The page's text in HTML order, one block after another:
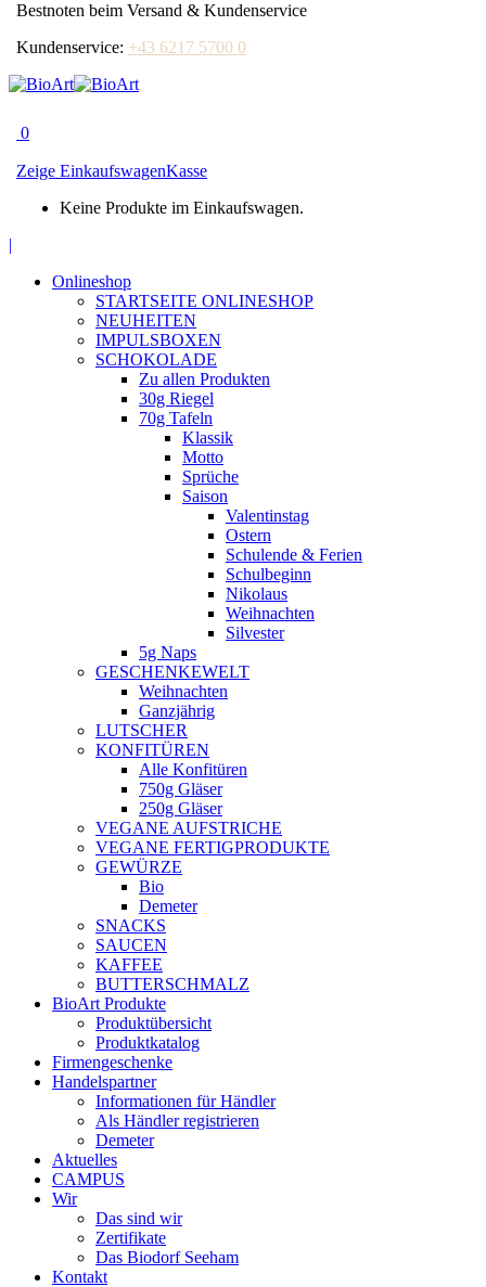
Bestnoten beim Versand & Kundenservice
Kundenservice: +43 6217 5700 0
0
Zeige EinkaufswagenKasse
Keine Produkte im Einkaufswagen.
opens
|
Onlineshop
STARTSEITE ONLINESHOP
NEUHEITEN
IMPULSBOXEN
SCHOKOLADE
Zu allen Produkten
30g Riegel
70g Tafeln
Klassik
Motto
Sprüche
Saison
Valentinstag
Ostern
Schulende & Ferien
Schulbeginn
Nikolaus
Weihnachten
Silvester
5g Naps
GESCHENKEWELT
Weihnachten
Ganzjährig
LUTSCHER
KONFITÜREN
Alle Konfitüren
750g Gläser
250g Gläser
VEGANE AUFSTRICHE
VEGANE FERTIGPRODUKTE
GEWÜRZE
Bio
Demeter
SNACKS
SAUCEN
KAFFEE
BUTTERSCHMALZ
BioArt Produkte
Produktübersicht
Produktkatalog
Firmengeschenke
Handelspartner
Informationen für Händler
Als Händler registrieren
Demeter
Aktuelles
CAMPUS
Wir
Das sind wir
Zertifikate
Das Biodorf Seeham
Kontakt